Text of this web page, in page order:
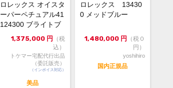
高さ:約8.5cm →2個
・通信販売限定商品の為、実物の確認や他
店へのお取り寄せは出来かねます。
お問い合わせは『出品者へ質問する』タブ
よりお願い致します。
・『検品前・ 未検品（大黒屋の検品後のお
届けになります）』の表示がござますが、
ロレックス オイスタ
ーパーペチュアル41
124300 ブライトブ
ルー 2024年...
1,375,000 円
（税
込）
トケマー宅配代行出品
（委託販売）
（インボイス対応）
美品
ロレックス 13430
0 メッドブルー
1,480,000 円
（税０
円）
yoshihiro
国内正規品